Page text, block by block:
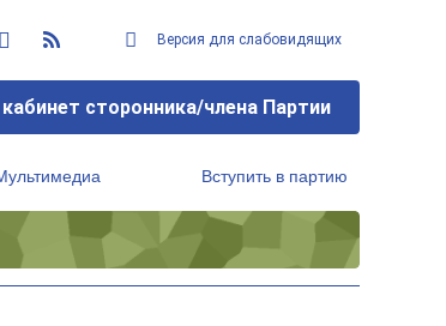
Версия для слабовидящих
сторонника/члена Партии
Вступить в партию